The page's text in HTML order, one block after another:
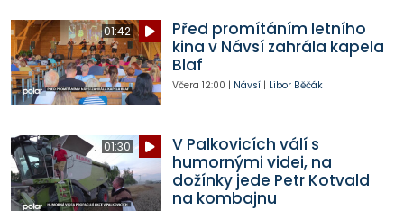
01:42
Před promítáním letního
kina v Návsí zahrála kapela
Blaf
Včera 12:00 | Návsí| Libor Běčák
01:30
V Palkovicích válí s
humornými videi, na
dožínky jede Petr Kotvald
na kombajnu